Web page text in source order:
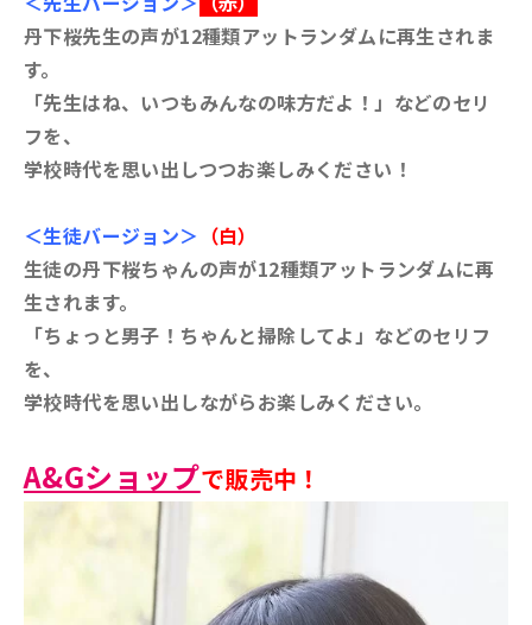
丹下桜先生の声が12種類アットランダムに再生されま
す。
「先生はね、いつもみんなの味方だよ！」などのセリ
フを、
学校時代を思い出しつつお楽しみください！
＜生徒バージョン＞ （白）
生徒の丹下桜ちゃんの声が12種類アットランダムに再
生されます。
「ちょっと男子！ちゃんと掃除してよ」などのセリフ
を、
学校時代を思い出しながらお楽しみください。
A&Gショップで販売中！